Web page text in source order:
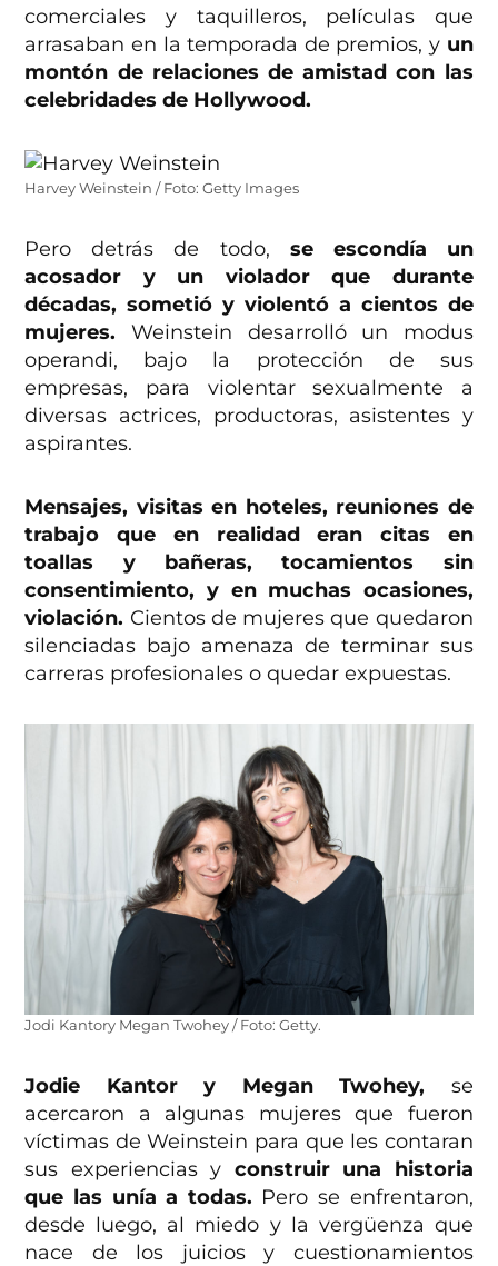
comerciales y taquilleros, películas que
arrasaban en la temporada de premios, y un
montón de relaciones de amistad con las
celebridades de Hollywood.
Harvey Weinstein / Foto: Getty Images
Pero detrás de todo, se escondía un
acosador y un violador que durante
décadas, sometió y violentó a cientos de
mujeres. Weinstein desarrolló un modus
operandi, bajo la protección de sus
empresas, para violentar sexualmente a
diversas actrices, productoras, asistentes y
aspirantes.
Mensajes, visitas en hoteles, reuniones de
trabajo que en realidad eran citas en
toallas y bañeras, tocamientos sin
consentimiento, y en muchas ocasiones,
violación. Cientos de mujeres que quedaron
silenciadas bajo amenaza de terminar sus
carreras profesionales o quedar expuestas.
Jodi Kantory Megan Twohey / Foto: Getty.
Jodie Kantor y Megan Twohey, se
acercaron a algunas mujeres que fueron
víctimas de Weinstein para que les contaran
sus experiencias y construir una historia
que las unía a todas. Pero se enfrentaron,
desde luego, al miedo y la vergüenza que
nace de los juicios y cuestionamientos